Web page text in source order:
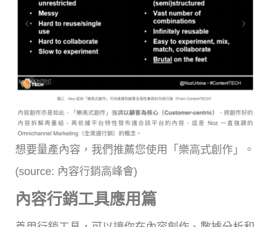
想要量產內容，我們推薦您使用「樂高式創作」。
(source: 內容行銷高峰會)
內容行銷工具應用篇